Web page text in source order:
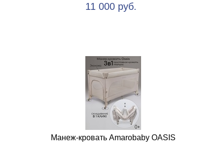
11 000 руб.
Манеж-кровать Amarobaby OASIS